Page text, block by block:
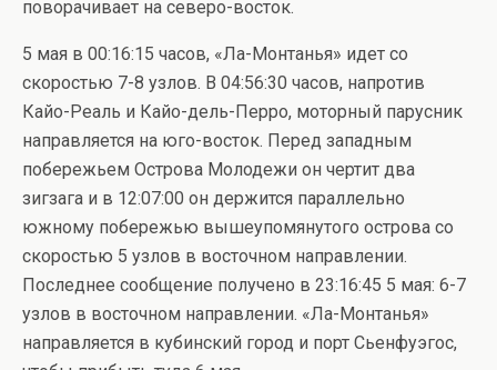
поворачивает на северо-восток.
5 мая в 00:16:15 часов, «Ла-Монтанья» идет со
скоростью 7-8 узлов. В 04:56:30 часов, напротив
Кайо-Реаль и Кайо-дель-Перро, моторный парусник
направляется на юго-восток. Перед западным
побережьем Острова Молодежи он чертит два
зигзага и в 12:07:00 он держится параллельно
южному побережью вышеупомянутого острова со
скоростью 5 узлов в восточном направлении.
Последнее сообщение получено в 23:16:45 5 мая: 6-7
узлов в восточном направлении. «Ла-Монтанья»
направляется в кубинский город и порт Сьенфуэгос,